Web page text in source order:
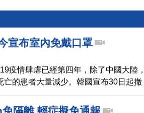
宣布室內免戴口罩
疫情肆虐已經第四年，除了中國大陸，
亡的患者大量減少。韓國宣布30日起撤
前宣布五月將會調降疫情等級。台灣也
如果和學者專家討論順利，最快今天